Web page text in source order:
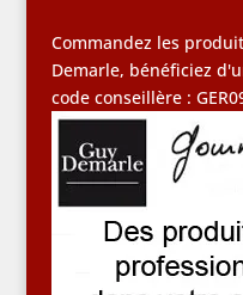
Commandez les
Demarle, bénéficiez
code conseillère :